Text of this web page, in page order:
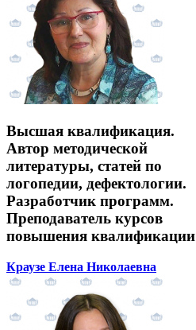
Высшая квалификация.
Автор методической
литературы, статей по
логопедии, дефектологии.
Разработчик программ.
Преподаватель курсов
повышения квалификации
Краузе Елена Николаевна